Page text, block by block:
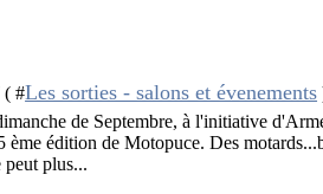
( #Les sorties - salons et évenements
de Septembre, à l'initiative
ème édition de Motopuce. Des
peut plus...